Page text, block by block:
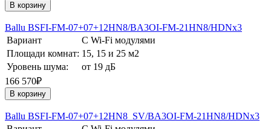
В корзину
Ballu BSFI-FM-07+07+12HN8/BA3OI-FM-21HN8/HDNх3
Вариант
С Wi-Fi модулями
Площади комнат: 15, 15 и 25 м2
Уровень шума:
от 19 дБ
166 570₽
В корзину
Ballu BSFI-FM-07+07+12HN8_SV/BA3OI-FM-21HN8/HDNх3